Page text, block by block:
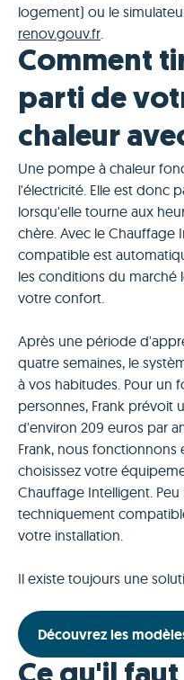
logement) ou le
renov.gouv.fr.
Comment
parti de
chaleur
Une pompe à chaleur
l'électricité. Elle est donc
lorsqu'elle tourne aux
chère. Avec le Chauffage
compatible est
les conditions du marché
votre confort.
Après une période
quatre semaines, le
à vos habitudes. Pour un
personnes, Frank prévoit
d'environ 209 euros par
Frank, nous
choisissez votre
Chauffage Intelligent.
techniquement
votre installation.
Il existe toujours une
Découvrez les